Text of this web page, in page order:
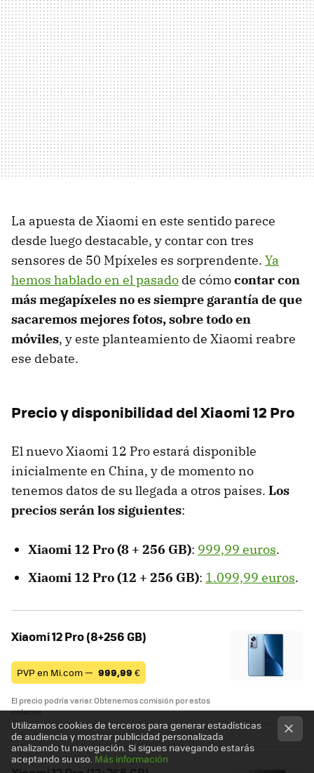
La apuesta de Xiaomi en este sentido parece
desde luego destacable, y contar con tres
sensores de 50 Mpíxeles es sorprendente. Ya
hemos hablado en el pasado de cómocontar con
más megapíxeles no es siempre garantía de que
sacaremos mejores fotos, sobre todo en
móviles, y este planteamiento de Xiaomi reabre
ese debate.
Precio y disponibilidad del Xiaomi 12 Pro
El nuevo Xiaomi 12 Pro estará disponible
inicialmente en China, y de momento no
tenemos datos de su llegada a otros países. Los
precios serán los siguientes:
Xiaomi 12 Pro (8 + 256 GB): 999,99 euros.
Xiaomi 12 Pro (12 + 256 GB): 1.099,99 euros.
Xiaomi 12 Pro (8+256 GB)
PVP en Mi.com — 999,99 €
El precio podría variar. Obtenemos comisión por estos
enlaces
Utilizamos cookies de terceros para generar estadísticas
de audiencia y mostrar publicidad personalizada
analizando tu navegación. Si sigues navegando estarás
aceptando su uso. Más información